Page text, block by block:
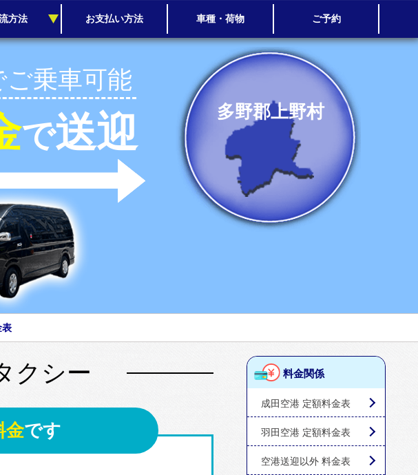
方法 お支払い方法 車種・荷物 ご予約
多野郡上野村
乗車可能
で送迎
表
クシー
金です
料金関係
成田空港 定額料金表
羽田空港 定額料金表
空港送迎以外 料金表